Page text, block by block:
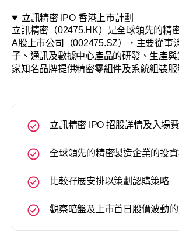
立訊精密 IPO 香港上市計劃
立訊精密（02475.HK）是全球領先的精
A股上市公司（002475.SZ），主要從事
子、通訊及數據中心產品的研發、生產
家知名品牌提供精密零組件及系統組裝服
立訊精密 IPO 招股詳情及入場
全球領先的精密製造企業的投
比較孖展安排以策劃認購策略
觀察暗盤及上市首日股價波動